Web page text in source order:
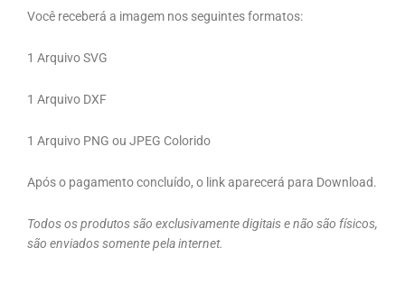
Você receberá a imagem nos seguintes formatos:
1 Arquivo SVG
1 Arquivo DXF
1 Arquivo PNG ou JPEG Colorido
Após o pagamento concluído, o link aparecerá para Download.
Todos os produtos são exclusivamente digitais e não são físicos,
são enviados somente pela internet.